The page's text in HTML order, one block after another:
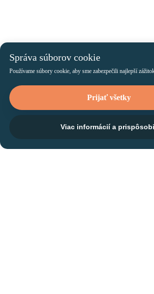
Správa súborov cookie
Používame súbory cookie, aby sme zabezpečili najlepší
Prijať všetky
Viac informácií a